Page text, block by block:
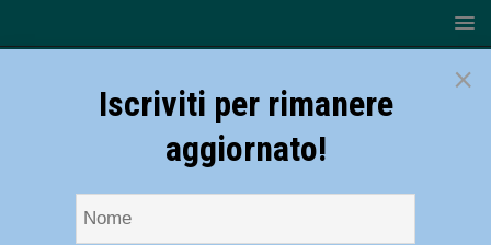
×
Iscriviti per rimanere
aggiornato!